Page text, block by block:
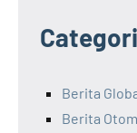
Berita
Berita